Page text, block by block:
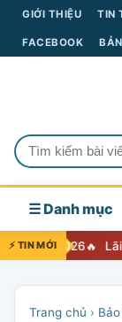
GIỚI THIỆU TIN
FACEBOOK
☰ Danh mục
⚡ TIN MỚILãi suất
Trang chủ ›